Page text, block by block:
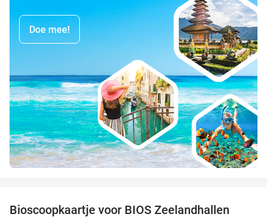
Doe mee!
Bioscoopkaartje voor BIOS Zeelandhallen